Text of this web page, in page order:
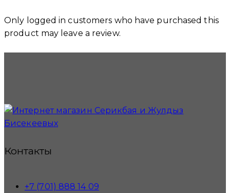
Only logged in customers who have purchased this
product may leave a review.
Контакты
+7 (701) 888 14 09